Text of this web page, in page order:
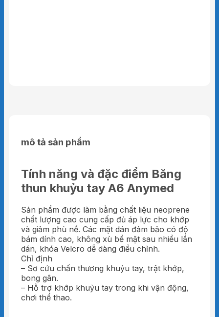
mô tả sản phẩm
Tính năng và đặc điểm Băng
thun khuỷu tay A6 Anymed
Sản phẩm được làm bằng chất liệu neoprene
chất lượng cao cung cấp đủ áp lực cho khớp
và giảm phù nề. Các mặt dán đảm bảo có độ
bám dính cao, không xù bề mặt sau nhiều lần
dán, khóa Velcro dễ dàng điều chỉnh.
Chỉ định
– Sơ cứu chấn thương khuỷu tay, trật khớp,
bong gân.
– Hỗ trợ khớp khuỷu tay trong khi vận động,
chơi thể thao.